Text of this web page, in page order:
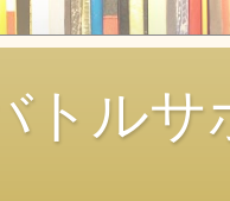
トルサ